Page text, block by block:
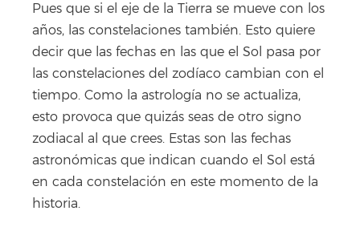
Pues que si el eje de la Tierra se mueve con los
años, las constelaciones también. Esto quiere
decir que las fechas en las que el Sol pasa por
las constelaciones del zodíaco cambian con el
tiempo. Como la astrología no se actualiza,
esto provoca que quizás seas de otro signo
zodiacal al que crees. Estas son las fechas
astronómicas que indican cuando el Sol está
en cada constelación en este momento de la
historia.